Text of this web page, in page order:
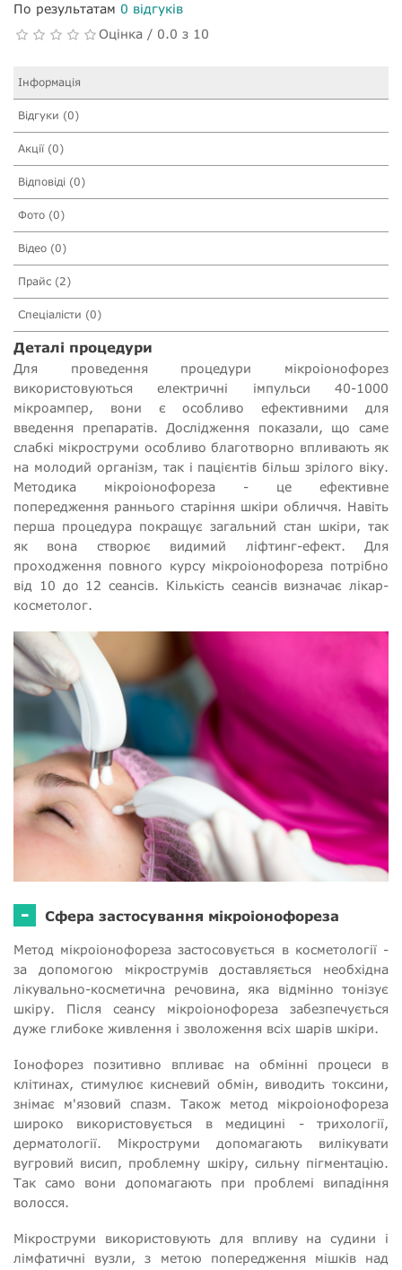
По результатам 0 відгуків
Оцінка / 0.0 з 10
Інформація
Відгуки (0)
Акції (0)
Відповіді (0)
Фото (0)
Відео (0)
Прайс (2)
Спеціалісти (0)
Деталі процедури
Для проведення процедури мікроіонофорез
використовуються електричні імпульси 40-1000
мікроампер, вони є особливо ефективними для
введення препаратів. Дослідження показали, що саме
слабкі мікроструми особливо благотворно впливають як
на молодий організм, так і пацієнтів більш зрілого віку.
Методика мікроіонофореза - це ефективне
попередження раннього старіння шкіри обличчя. Навіть
перша процедура покращує загальний стан шкіри, так
як вона створює видимий ліфтинг-ефект. Для
проходження повного курсу мікроіонофореза потрібно
від 10 до 12 сеансів. Кількість сеансів визначає лікар-
косметолог.
- Сфера застосування мікроіонофореза
Метод мікроіонофореза застосовується в косметології -
за допомогою мікрострумів доставляється необхідна
лікувально-косметична речовина, яка відмінно тонізує
шкіру. Після сеансу мікроіонофореза забезпечується
дуже глибоке живлення і зволоження всіх шарів шкіри.
Іонофорез позитивно впливає на обмінні процеси в
клітинах, стимулює кисневий обмін, виводить токсини,
знімає м'язовий спазм. Також метод мікроіонофореза
широко використовується в медицині - трихології,
дерматології. Мікроструми допомагають вилікувати
вугровий висип, проблемну шкіру, сильну пігментацію.
Так само вони допомагають при проблемі випадіння
волосся.
Мікроструми використовують для впливу на судини і
лімфатичні вузли, з метою попередження мішків над